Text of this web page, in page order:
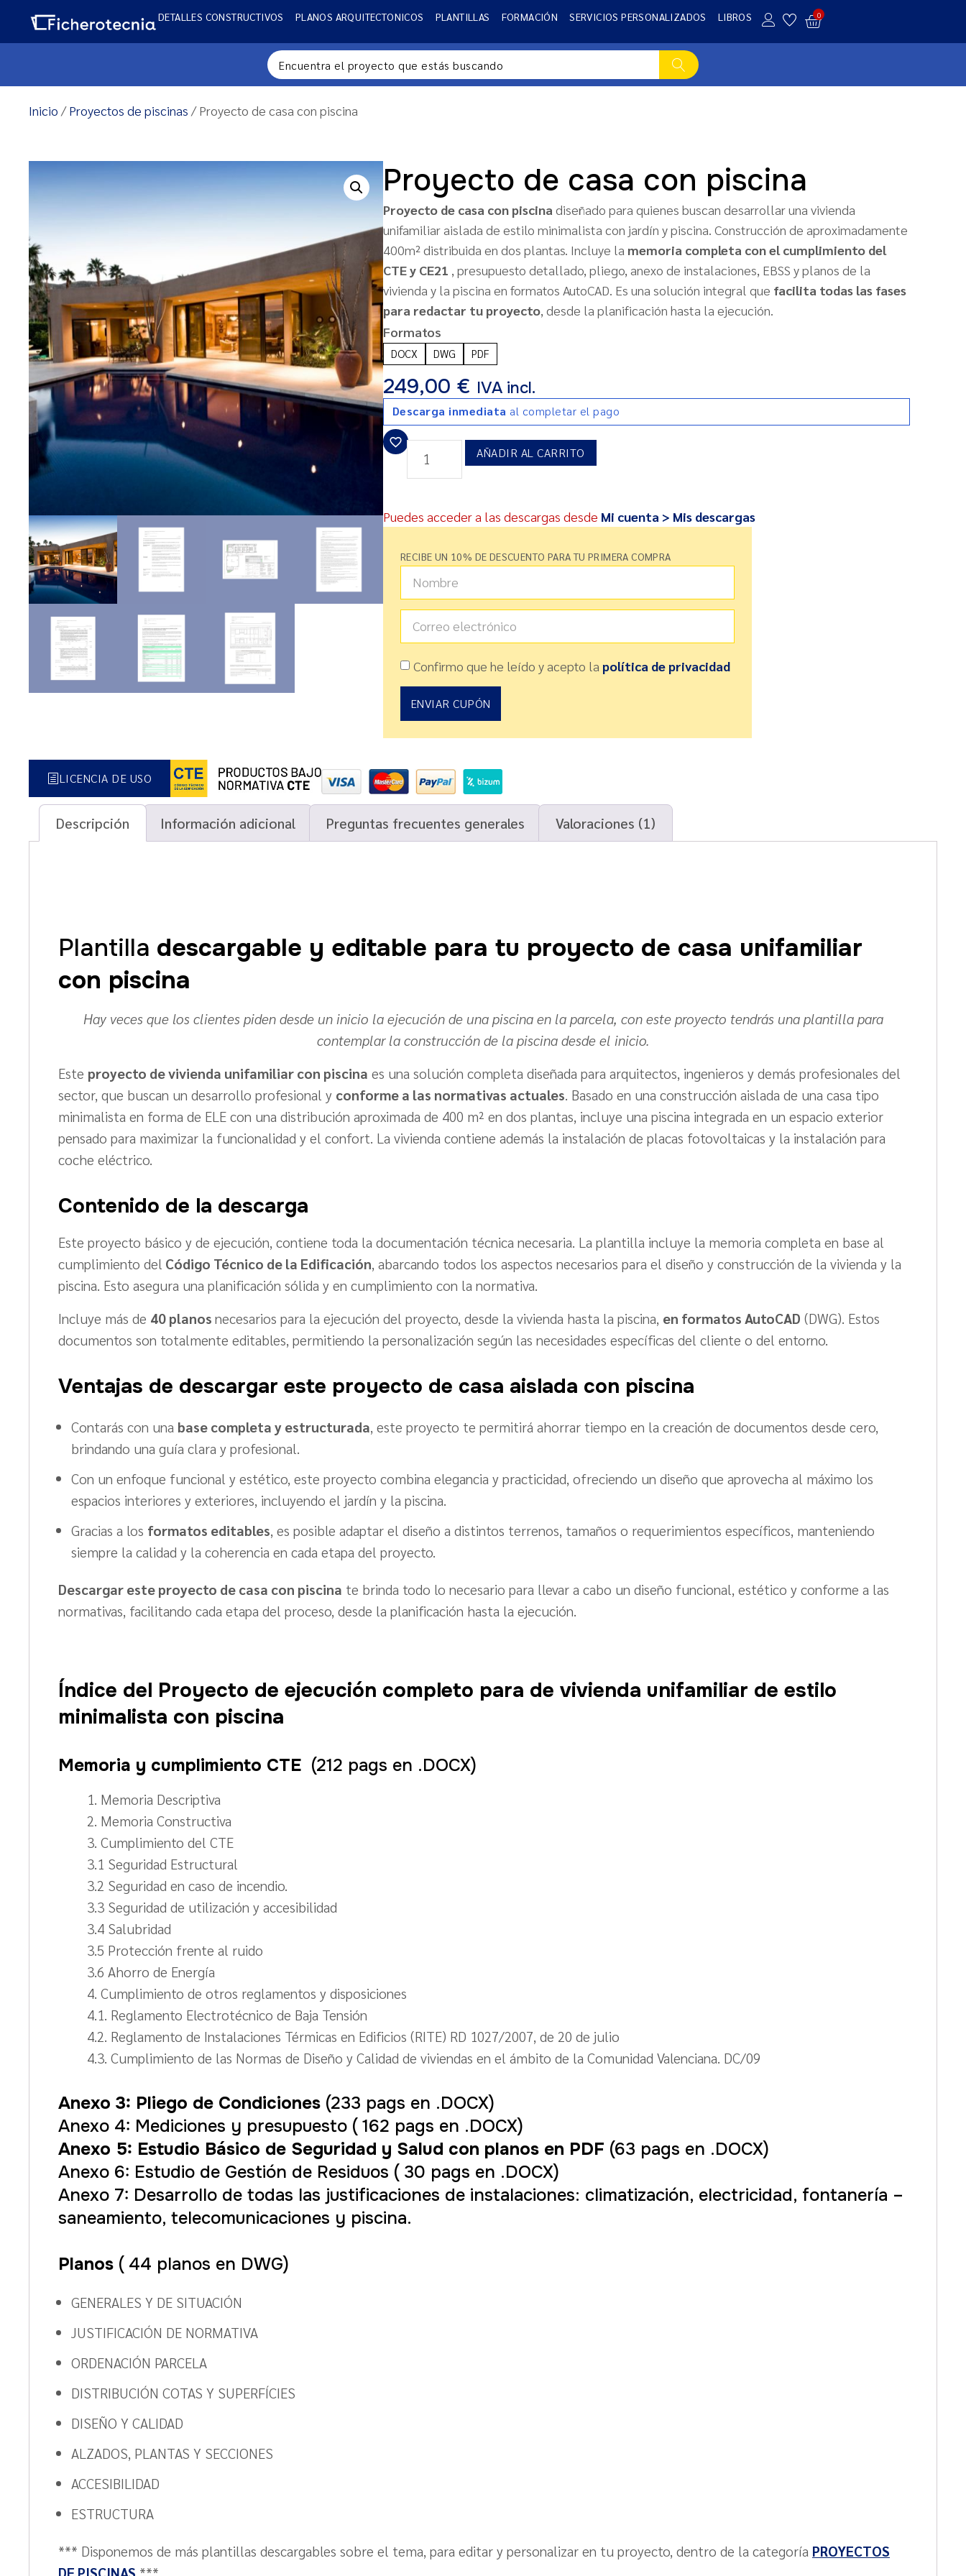
DETALLES CONSTRUCTIVOS PLANOS ARQUITECTONICOS PLANTILLAS FORMACIÓN SERVICIOS PERSONALIZADOS LIBROS 0
Inicio /Proyectos de piscinas / Proyecto de casa con piscina
Proyecto de casa con piscina
Proyecto de casa con piscina diseñado para quienes buscan desarrollar una vivienda
unifamiliar aislada de estilo minimalista con jardín y piscina. Construcción de aproximadamente
400m² distribuida en dos plantas. Incluye la memoria completa con el cumplimiento del
CTE y CE21 , presupuesto detallado, pliego, anexo de instalaciones, EBSS y planos de la
vivienda y la piscina en formatos AutoCAD. Es una solución integral que facilita todas las fases
para redactar tu proyecto, desde la planificación hasta la ejecución.
Formatos
DOCX DWG PDF
249,00 € IVA incl.
Descarga inmediata al completar el pago
AÑADIR AL CARRITO
Puedes acceder a las descargas desde Mi cuenta > Mis descargas
RECIBE UN 10% DE DESCUENTO PARA TU PRIMERA COMPRA
Confirmo que he leído y acepto la política de privacidad
ENVIAR CUPÓN
LICENCIA DE USO
Descripción Información adicional Preguntas frecuentes generales Valoraciones (1)
Plantilla descargable y editable para tu proyecto de casa unifamiliar
con piscina
Hay veces que los clientes piden desde un inicio la ejecución de una piscina en la parcela, con este proyecto tendrás una plantilla para
contemplar la construcción de la piscina desde el inicio.
Este proyecto de vivienda unifamiliar con piscina es una solución completa diseñada para arquitectos, ingenieros y demás profesionales del
sector, que buscan un desarrollo profesional y conforme a las normativas actuales . Basado en una construcción aislada de una casa tipo
minimalista en forma de ELE con una distribución aproximada de 400 m² en dos plantas, incluye una piscina integrada en un espacio exterior
pensado para maximizar la funcionalidad y el confort. La vivienda contiene además la instalación de placas fotovoltaicas y la instalación para
coche eléctrico.
Contenido de la descarga
Este proyecto básico y de ejecución, contiene toda la documentación técnica necesaria. La plantilla incluye la memoria completa en base al
cumplimiento del Código Técnico de la Edificación , abarcando todos los aspectos necesarios para el diseño y construcción de la vivienda y la
piscina. Esto asegura una planificación sólida y en cumplimiento con la normativa.
Incluye más de 40 planos necesarios para la ejecución del proyecto, desde la vivienda hasta la piscina, en formatos AutoCAD (DWG). Estos
documentos son totalmente editables, permitiendo la personalización según las necesidades específicas del cliente o del entorno.
Ventajas de descargar este proyecto de casa aislada con piscina
Contarás con una base completa y estructurada , este proyecto te permitirá ahorrar tiempo en la creación de documentos desde cero,
brindando una guía clara y profesional.
Con un enfoque funcional y estético, este proyecto combina elegancia y practicidad, ofreciendo un diseño que aprovecha al máximo los
espacios interiores y exteriores, incluyendo el jardín y la piscina.
Gracias a los formatos editables , es posible adaptar el diseño a distintos terrenos, tamaños o requerimientos específicos, manteniendo
siempre la calidad y la coherencia en cada etapa del proyecto.
Descargar este proyecto de casa con piscina te brinda todo lo necesario para llevar a cabo un diseño funcional, estético y conforme a las
normativas, facilitando cada etapa del proceso, desde la planificación hasta la ejecución.
Índice del Proyecto de ejecución completo para de vivienda unifamiliar de estilo
minimalista con piscina
Memoria y cumplimiento CTE (212 pags en .DOCX)
1. Memoria Descriptiva
2. Memoria Constructiva
3. Cumplimiento del CTE
3.1 Seguridad Estructural
3.2 Seguridad en caso de incendio.
3.3 Seguridad de utilización y accesibilidad
3.4 Salubridad
3.5 Protección frente al ruido
3.6 Ahorro de Energía
4. Cumplimiento de otros reglamentos y disposiciones
4.1. Reglamento Electrotécnico de Baja Tensión
4.2. Reglamento de Instalaciones Térmicas en Edificios (RITE) RD 1027/2007, de 20 de julio
4.3. Cumplimiento de las Normas de Diseño y Calidad de viviendas en el ámbito de la Comunidad Valenciana. DC/09
Anexo 3: Pliego de Condiciones (233 pags en .DOCX)
Anexo 4: Mediciones y presupuesto ( 162 pags en .DOCX)
Anexo 5: Estudio Básico de Seguridad y Salud con planos en PDF (63 pags en .DOCX)
Anexo 6: Estudio de Gestión de Residuos ( 30 pags en .DOCX)
Anexo 7: Desarrollo de todas las justificaciones de instalaciones: climatización, electricidad, fontanería –
saneamiento, telecomunicaciones y piscina.
Planos ( 44 planos en DWG)
GENERALES Y DE SITUACIÓN
JUSTIFICACIÓN DE NORMATIVA
ORDENACIÓN PARCELA
DISTRIBUCIÓN COTAS Y SUPERFÍCIES
DISEÑO Y CALIDAD
ALZADOS, PLANTAS Y SECCIONES
ACCESIBILIDAD
ESTRUCTURA
*** Disponemos de más plantillas descargables sobre el tema, para editar y personalizar en tu proyecto, dentro de la categoría PROYECTOS
DE PISCINAS ***